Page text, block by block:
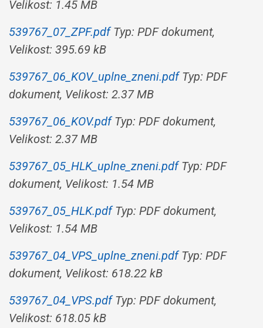
Velikost: 1.45 MB
539767_07_ZPF.pdfTyp: PDF dokument,
Velikost: 395.69 kB
539767_06_KOV_uplne_zneni.pdfTyp: PDF
dokument, Velikost: 2.37 MB
539767_06_KOV.pdfTyp: PDF dokument,
Velikost: 2.37 MB
539767_05_HLK_uplne_zneni.pdfTyp: PDF
dokument, Velikost: 1.54 MB
539767_05_HLK.pdfTyp: PDF dokument,
Velikost: 1.54 MB
539767_04_VPS_uplne_zneni.pdfTyp: PDF
dokument, Velikost: 618.22 kB
539767_04_VPS.pdfTyp: PDF dokument,
Velikost: 618.05 kB